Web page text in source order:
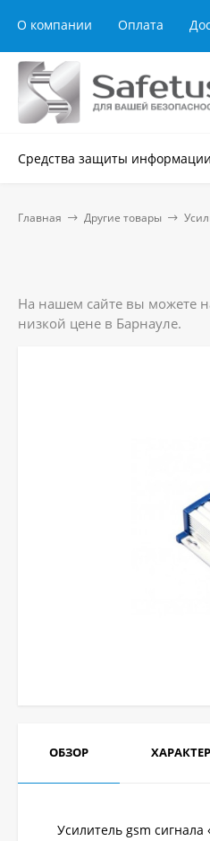
О компании Оплата
Средства защиты информации
Главная Другие товары
На нашем сайте вы можете
низкой цене в Барнауле.
ОБЗОР
Усилитель gsm